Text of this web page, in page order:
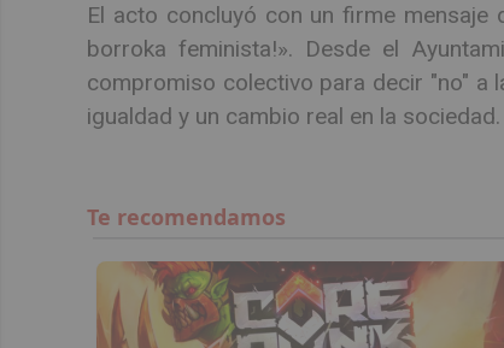
El acto concluyó con un firme mensaje
borroka feminista!». Desde el
compromiso colectivo para decir "no" a
igualdad y un cambio real en la sociedad.